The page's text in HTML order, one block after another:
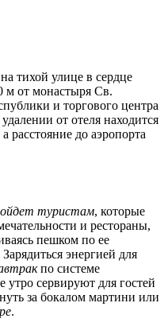
тихой улице в сердце
м от монастыря Св.
и торгового центра
от отеля находится
расстояние до аэропорта
туристам, которые
и рестораны,
пешком по ее
энергией для
по системе
утро сервируют для гостей
за бокалом мартини или
.